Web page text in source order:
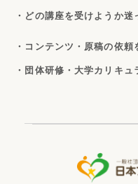
・どの講座を受けようか迷
・コンテンツ・原稿の依
・団体研修・大学カリキ